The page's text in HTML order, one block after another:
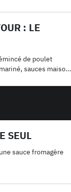
: LE
de poulet
sauces maison,
SEUL
sauce fromagère